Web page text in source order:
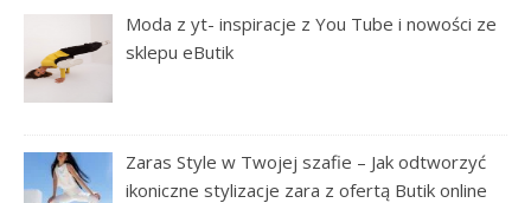
Moda z yt- inspiracje z You Tube i nowości ze
sklepu eButik
Zaras Style w Twojej szafie – Jak odtworzyć
ikoniczne stylizacje zara z ofertą Butik online